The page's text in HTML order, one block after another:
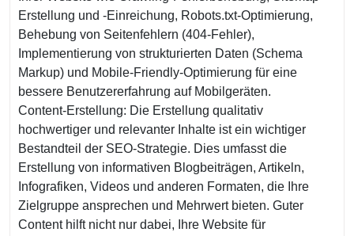
Erstellung und -Einreichung, Robots.txt-Optimierung,
Behebung von Seitenfehlern (404-Fehler),
Implementierung von strukturierten Daten (Schema
Markup) und Mobile-Friendly-Optimierung für eine
bessere Benutzererfahrung auf Mobilgeräten.
Content-Erstellung: Die Erstellung qualitativ
hochwertiger und relevanter Inhalte ist ein wichtiger
Bestandteil der SEO-Strategie. Dies umfasst die
Erstellung von informativen Blogbeiträgen, Artikeln,
Infografiken, Videos und anderen Formaten, die Ihre
Zielgruppe ansprechen und Mehrwert bieten. Guter
Content hilft nicht nur dabei, Ihre Website für